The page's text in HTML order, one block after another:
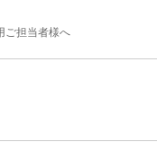
ご担当者様へ